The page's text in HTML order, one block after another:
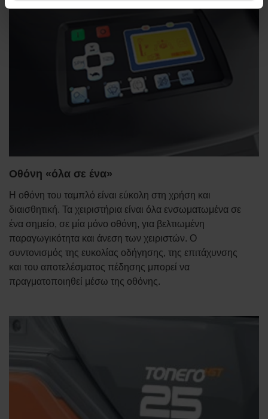
Οθόνη «όλα σε ένα»
Η οθόνη του ταμπλό είναι εύκολη στη χρήση και
διαισθητική. Τα χειριστήρια είναι όλα ενσωματωμένα σε
ένα σημείο, σε μία μόνο οθόνη, για βελτιωμένη
παραγωγικότητα και άνεση των χειριστών. Ο
συντονισμός της ευκολίας οδήγησης, της επιτάχυνσης
και του αποτελέσματος πέδησης μπορεί να
πραγματοποιηθεί μέσω της οθόνης.